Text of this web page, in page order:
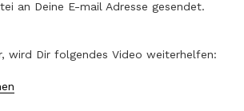
an Deine E-mail Adresse gesendet.
wird Dir folgendes Video weiterhelfen: